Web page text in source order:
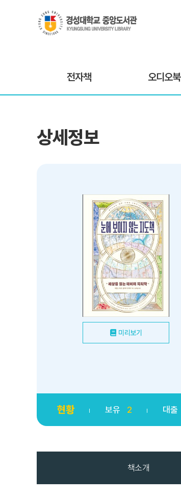
전자책 오디오북
상세정보
미리보기
현황 보유 2 대출
책소개